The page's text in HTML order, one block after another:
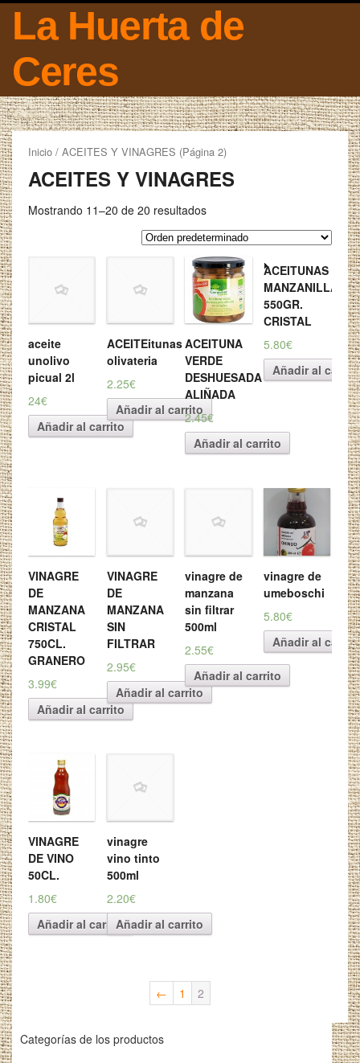
La Huerta de
Ceres
Inicio / ACEITES Y VINAGRES (Página 2)
ACEITES Y VINAGRES
Mostrando 11–20 de 20 resultados
aceite
unolivo
picual 2l
24€
Añadir al carrito
ACEITEitunas
olivateria
2.25€
Añadir al carrito
ACEITUNA
VERDE
DESHUESADA
ALIÑADA
2.45€
Añadir al carrito
ACEITUNAS
MANZANILLA
550GR.
CRISTAL
5.80€
Añadir al carrito
VINAGRE
DE
MANZANA
CRISTAL
750CL.
GRANERO
3.99€
Añadir al carrito
VINAGRE
DE
MANZANA
SIN
FILTRAR
2.95€
Añadir al carrito
vinagre de
manzana
sin filtrar
500ml
2.55€
Añadir al carrito
vinagre de
umeboschi
5.80€
Añadir al carrito
VINAGRE
DE VINO
50CL.
1.80€
Añadir al carrito
vinagre
vino tinto
500ml
2.20€
Añadir al carrito
← 1 2
Categorías de los productos